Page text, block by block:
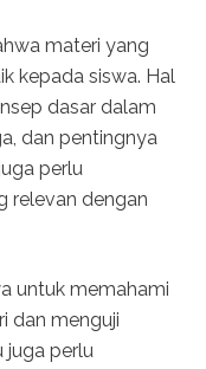
materi yang
kepada siswa. Hal
dasar dalam
dan pentingnya
perlu
relevan dengan
untuk memahami
dan menguji
juga perlu